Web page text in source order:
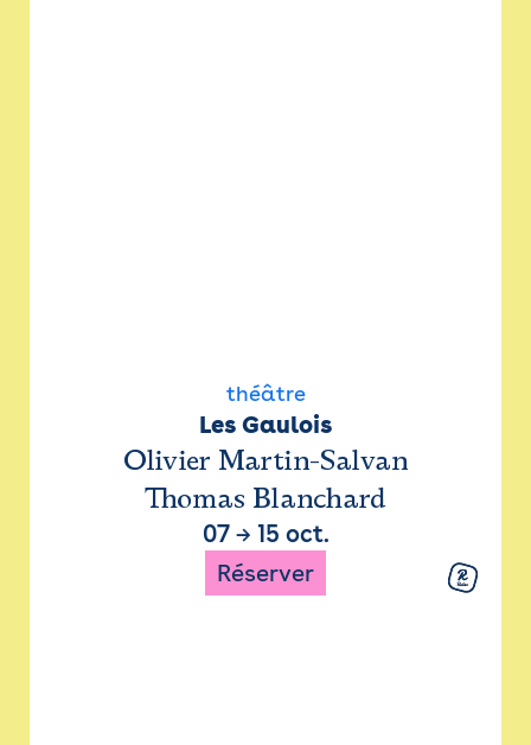
théâtre
Les Gaulois
Olivier Martin-Salvan
Thomas Blanchard
07→ 15 oct.
Réserver